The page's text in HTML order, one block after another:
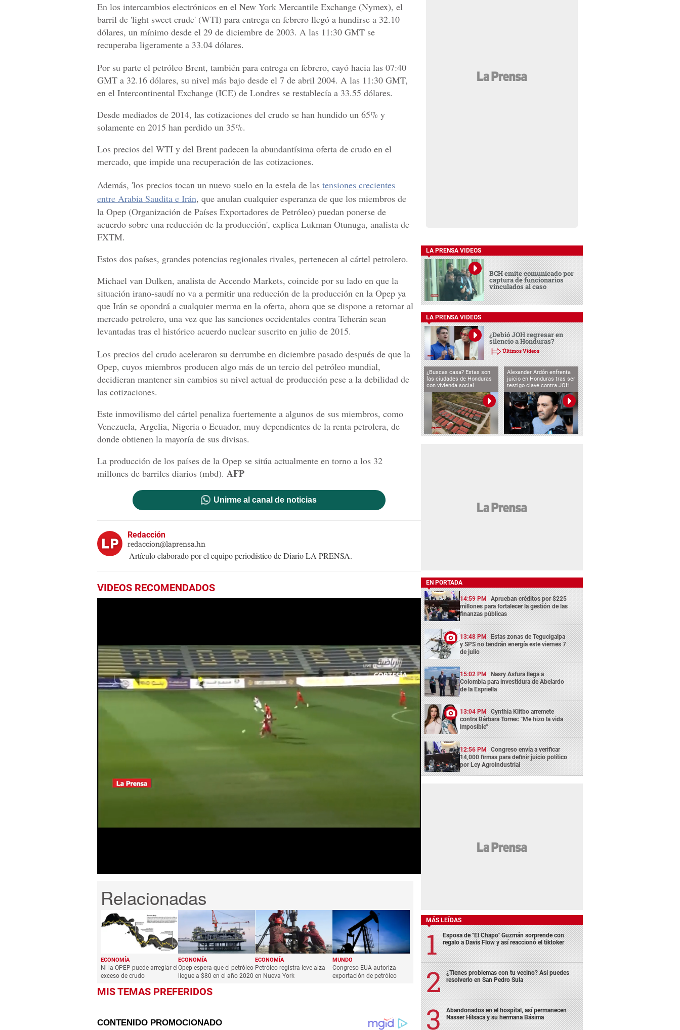
En los intercambios electrónicos en el New York Mercantile Exchange (Nymex), el
barril de 'light sweet crude' (WTI) para entrega en febrero llegó a hundirse a 32.10
dólares, un mínimo desde el 29 de diciembre de 2003. A las 11:30 GMT se
recuperaba ligeramente a 33.04 dólares.
Por su parte el petróleo Brent, también para entrega en febrero, cayó hacia las 07:40
GMT a 32.16 dólares, su nivel más bajo desde el 7 de abril 2004. A las 11:30 GMT,
en el Intercontinental Exchange (ICE) de Londres se restablecía a 33.55 dólares.
Desde mediados de 2014, las cotizaciones del crudo se han hundido un 65% y
solamente en 2015 han perdido un 35%.
Los precios del WTI y del Brent padecen la abundantísima oferta de crudo en el
mercado, que impide una recuperación de las cotizaciones.
Además, 'los precios tocan un nuevo suelo en la estela de las tensiones crecientes
entre Arabia Saudita e Irán, que anulan cualquier esperanza de que los miembros de
la Opep (Organización de Países Exportadores de Petróleo) puedan ponerse de
acuerdo sobre una reducción de la producción', explica Lukman Otunuga, analista de
FXTM.
Estos dos países, grandes potencias regionales rivales, pertenecen al cártel petrolero.
Michael van Dulken, analista de Accendo Markets, coincide por su lado en que la
situación irano-saudí no va a permitir una reducción de la producción en la Opep ya
que Irán se opondrá a cualquier merma en la oferta, ahora que se dispone a retornar al
mercado petrolero, una vez que las sanciones occidentales contra Teherán sean
levantadas tras el histórico acuerdo nuclear suscrito en julio de 2015.
Los precios del crudo aceleraron su derrumbe en diciembre pasado después de que la
Opep, cuyos miembros producen algo más de un tercio del petróleo mundial,
decidieran mantener sin cambios su nivel actual de producción pese a la debilidad de
las cotizaciones.
Este inmovilismo del cártel penaliza fuertemente a algunos de sus miembros, como
Venezuela, Argelia, Nigeria o Ecuador, muy dependientes de la renta petrolera, de
donde obtienen la mayoría de sus divisas.
La producción de los países de la Opep se sitúa actualmente en torno a los 32
millones de barriles diarios (mbd). AFP
Unirme al canal de noticias
Redacción
redaccion@laprensa.hn
Artículo elaborado por el equipo periodístico de Diario LA PRENSA.
VIDEOS RECOMENDADOS
ECONOMÍA
Ni la OPEP puede arreglar el
exceso de crudo
ECONOMÍA
Opep espera que el petróleo
llegue a $80 en el año 2020
ECONOMÍA
Petróleo registra leve alza
en Nueva York
MUNDO
Congreso EUA autoriza
exportación de petróleo
MIS TEMAS PREFERIDOS
LA PRENSA VIDEOS
BCH emite comunicado por
captura de funcionarios
vinculados al caso
LA PRENSA VIDEOS
¿Debió JOH regresar en
silencio a Honduras?
Últimos Videos
¿Buscas casa? Estas son
las ciudades de Honduras
con vivienda social
Alexander Ardón enfrenta
juicio en Honduras tras ser
testigo clave contra JOH
EN PORTADA
14:59 PM Aprueban créditos por $225
millones para fortalecer la gestión de las
finanzas públicas
13:48 PM Estas zonas de Tegucigalpa
y SPS no tendrán energía este viernes 7
de julio
15:02 PM Nasry Asfura llega a
Colombia para investidura de Abelardo
de la Espriella
13:04 PM Cynthia Klitbo arremete
contra Bárbara Torres: "Me hizo la vida
imposible"
12:56 PM Congreso envía a verificar
14,000 firmas para definir juicio político
por Ley Agroindustrial
MÁS LEÍDAS
Esposa de "El Chapo" Guzmán sorprende con
regalo a Davis Flow y así reaccionó el tiktoker
¿Tienes problemas con tu vecino? Así puedes
resolverlo en San Pedro Sula
Abandonados en el hospital, así permanecen
Nasser Hilsaca y su hermana Básima